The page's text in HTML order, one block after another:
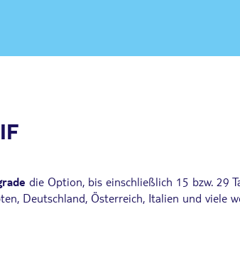
die Option, bis einschließlich 15 bzw. 29
Deutschland, Österreich, Italien und viele